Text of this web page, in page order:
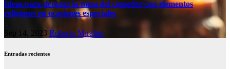
Ideas para decorar la mesa del comedor con elementos
religiosos en ocasiones especiales
Sep 14, 2023 Roberto Miralles
Entradas recientes